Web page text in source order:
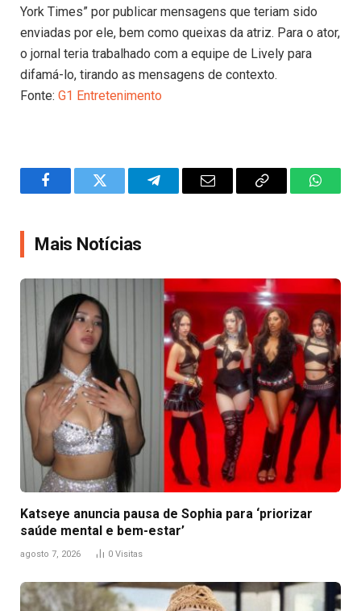
York Times” por publicar mensagens que teriam sido
enviadas por ele, bem como queixas da atriz. Para o ator,
o jornal teria trabalhado com a equipe de Lively para
difamá-lo, tirando as mensagens de contexto.
Fonte: G1 Entretenimento
FacebookTwitter TelegramEmail
Copy
Mais Notícias
Katseye anuncia pausa de Sophia para ‘priorizar
saúde mental e bem-estar’
agosto 7, 2026 0 Visitas